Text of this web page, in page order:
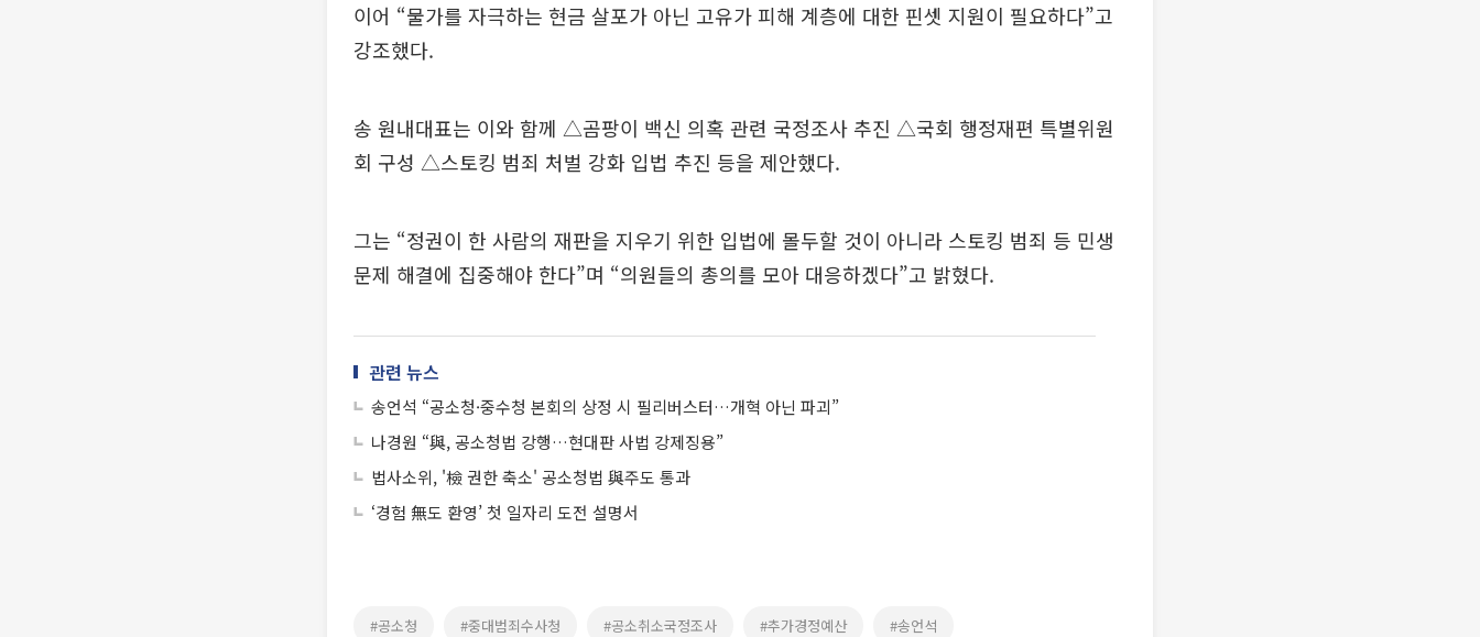
이어 “물가를 자극하는 현금 살포가 아닌 고유가 피해 계층에 대한 핀셋 지원이 필요하다”고
강조했다.
송 원내대표는 이와 함께 △곰팡이 백신 의혹 관련 국정조사 추진 △국회 행정재편 특별위원
회 구성 △스토킹 범죄 처벌 강화 입법 추진 등을 제안했다.
그는 “정권이 한 사람의 재판을 지우기 위한 입법에 몰두할 것이 아니라 스토킹 범죄 등 민생
문제 해결에 집중해야 한다”며 “의원들의 총의를 모아 대응하겠다”고 밝혔다.
관련 뉴스
송언석 “공소청·중수청 본회의 상정 시 필리버스터…개혁 아닌 파괴”
나경원 “與, 공소청법 강행…현대판 사법 강제징용”
법사소위, '檢 권한 축소' 공소청법 與주도 통과
‘경험 無도 환영’ 첫 일자리 도전 설명서
#공소청 #중대범죄수사청 #공소취소국정조사 #추가경정예산 #송언석